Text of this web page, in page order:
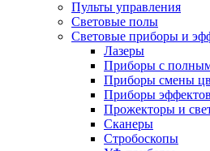
Пульты управления
Световые полы
Световые приборы и
Лазеры
Приборы с
Приборы смены
Приборы эффектов
Прожекторы и
Сканеры
Стробоскопы